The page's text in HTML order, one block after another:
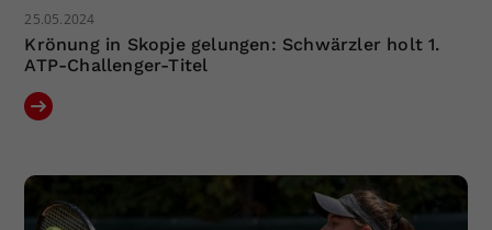
25.05.2024
Krönung in Skopje gelungen: Schwärzler holt 1.
ATP-Challenger-Titel